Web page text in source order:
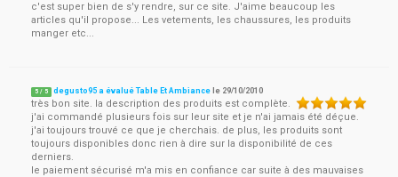
c'est super bien de s'y rendre, sur ce site. J'aime beaucoup les
articles qu'il propose... Les vetements, les chaussures, les produits
manger etc...
5 / 5 degusto95 a évalué Table Et Ambiance le 29/10/2010
très bon site. la description des produits est complète.
j'ai commandé plusieurs fois sur leur site et je n'ai jamais été déçue.
j'ai toujours trouvé ce que je cherchais. de plus, les produits sont
toujours disponibles donc rien à dire sur la disponibilité de ces
derniers.
le paiement sécurisé m'a mis en confiance car suite à des mauvaises